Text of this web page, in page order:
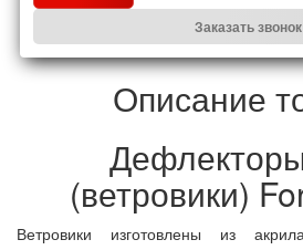
Заказать звонок
Описание
(ветровики)
Ветровики изготовлены из